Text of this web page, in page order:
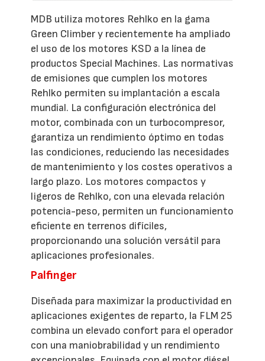
MDB utiliza motores Rehlko en la gama
Green Climber y recientemente ha ampliado
el uso de los motores KSD a la línea de
productos Special Machines. Las normativas
de emisiones que cumplen los motores
Rehlko permiten su implantación a escala
mundial. La configuración electrónica del
motor, combinada con un turbocompresor,
garantiza un rendimiento óptimo en todas
las condiciones, reduciendo las necesidades
de mantenimiento y los costes operativos a
largo plazo. Los motores compactos y
ligeros de Rehlko, con una elevada relación
potencia-peso, permiten un funcionamiento
eficiente en terrenos difíciles,
proporcionando una solución versátil para
aplicaciones profesionales.
Palfinger
Diseñada para maximizar la productividad en
aplicaciones exigentes de reparto, la FLM 25
combina un elevado confort para el operador
con una maniobrabilidad y un rendimiento